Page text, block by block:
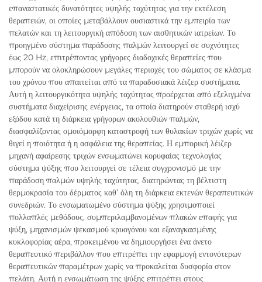
επαναστατικές δυνατότητες υψηλής ταχύτητας για την εκτέλεση
θεραπειών, οι οποίες μεταβάλλουν ουσιαστικά την εμπειρία των
πελατών και τη λειτουργική απόδοση των αισθητικών ιατρείων. Το
προηγμένο σύστημα παράδοσης παλμών λειτουργεί σε συχνότητες
έως 20 Hz, επιτρέποντας γρήγορες διαδοχικές θεραπείες που
μπορούν να ολοκληρώσουν μεγάλες περιοχές του σώματος σε κλάσμα
του χρόνου που απαιτείται από τα παραδοσιακά λέιζερ συστήματα.
Αυτή η λειτουργικότητα υψηλής ταχύτητας προέρχεται από εξελιγμένα
συστήματα διαχείρισης ενέργειας, τα οποία διατηρούν σταθερή ισχύ
εξόδου κατά τη διάρκεια γρήγορων ακολουθιών παλμών,
διασφαλίζοντας ομοιόμορφη καταστροφή των θυλακίων τριχών χωρίς να
θιγεί η ποιότητα ή η ασφάλεια της θεραπείας. Η εμπορική λέιζερ
μηχανή αφαίρεσης τριχών ενσωματώνει κορυφαίας τεχνολογίας
σύστημα ψύξης που λειτουργεί σε τέλεια συγχρονισμό με την
παράδοση παλμών υψηλής ταχύτητας, διατηρώντας τη βέλτιστη
θερμοκρασία του δέρματος καθ’ όλη τη διάρκεια εκτενών θεραπευτικών
συνεδριών. Το ενσωματωμένο σύστημα ψύξης χρησιμοποιεί
πολλαπλές μεθόδους, συμπεριλαμβανομένων πλακών επαφής για
ψύξη, μηχανισμών ψεκασμού κρυογόνου και εξαναγκασμένης
κυκλοφορίας αέρα, προκειμένου να δημιουργήσει ένα άνετο
θεραπευτικό περιβάλλον που επιτρέπει την εφαρμογή εντονότερων
θεραπευτικών παραμέτρων χωρίς να προκαλείται δυσφορία στον
πελάτη. Αυτή η ενσωμάτωση της ψύξης επιτρέπει στους